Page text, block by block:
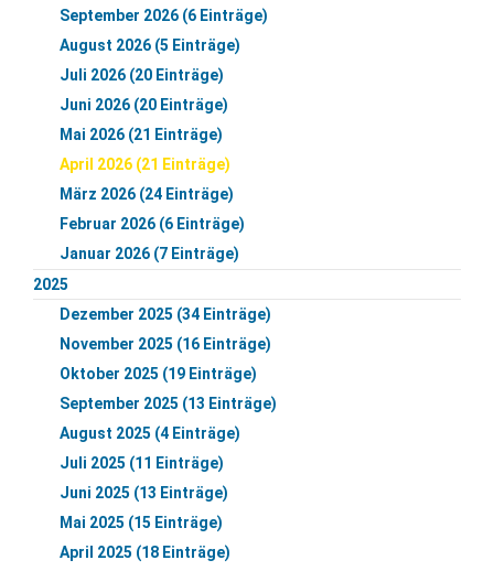
September 2026 (6 Einträge)
August 2026 (5 Einträge)
Juli 2026 (20 Einträge)
Juni 2026 (20 Einträge)
Mai 2026 (21 Einträge)
April 2026 (21 Einträge)
März 2026 (24 Einträge)
Februar 2026 (6 Einträge)
Januar 2026 (7 Einträge)
2025
Dezember 2025 (34 Einträge)
November 2025 (16 Einträge)
Oktober 2025 (19 Einträge)
September 2025 (13 Einträge)
August 2025 (4 Einträge)
Juli 2025 (11 Einträge)
Juni 2025 (13 Einträge)
Mai 2025 (15 Einträge)
April 2025 (18 Einträge)